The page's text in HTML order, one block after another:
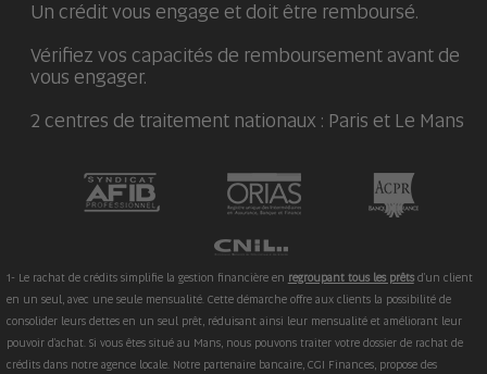
Un crédit vous engage et doit être remboursé.
Vérifiez vos capacités de remboursement avant de
vous engager.
2 centres de traitement nationaux : Paris et Le Mans
1- Le rachat de crédits simplifie la gestion financière en regroupant tous les prêtsd'un client
en un seul, avec une seule mensualité. Cette démarche offre aux clients la possibilité de
consolider leurs dettes en un seul prêt, réduisant ainsi leur mensualité et améliorant leur
pouvoir d'achat. Si vous êtes situé au Mans, nous pouvons traiter votre dossier de rachat de
crédits dans notre agence locale. Notre partenaire bancaire, CGI Finances, propose des